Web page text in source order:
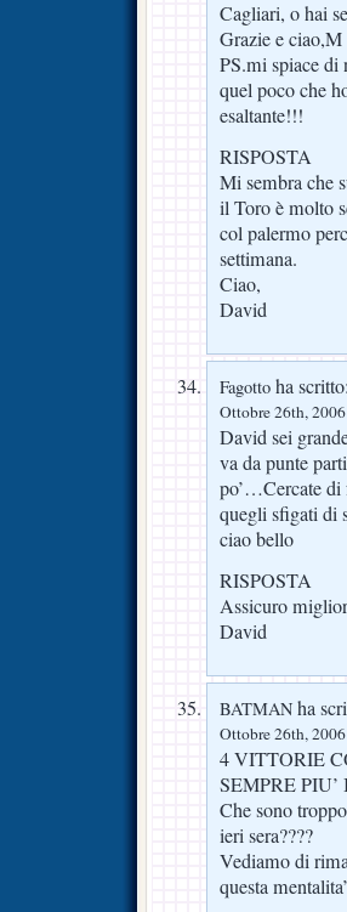
Cagliari, o hai
Grazie e ciao,M
PS.mi spiace
quel poco che
esaltante!!!
RISPOSTA
Mi sembra che
il Toro è molto
col palermo
settimana.
Ciao,
David
Fagotto ha scritto:
Ottobre 26th,
David sei
va da punte
po’…Cercate di
quegli sfigati di
ciao bello
RISPOSTA
Assicuro
David
BATMAN ha
Ottobre 26th,
4 VITTORIE
SEMPRE
Che sono
ieri sera????
Vediamo di
questa